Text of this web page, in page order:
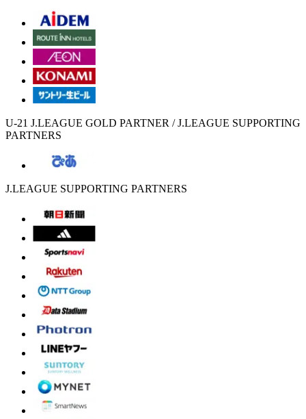
U-21 J.LEAGUE GOLD PARTNER / J.LEAGUE SUPPORTING
PARTNERS
J.LEAGUE SUPPORTING PARTNERS